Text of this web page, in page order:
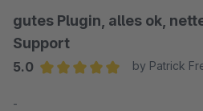
gutes Plugin, alles ok,
Support
5.0
by Patrick
-